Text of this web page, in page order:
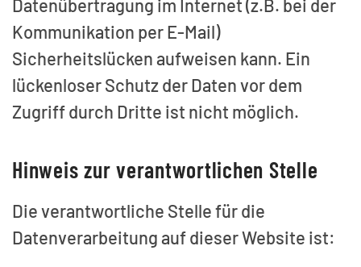
Datenübertragung im Internet (z.B. bei der
Kommunikation per E-Mail)
Sicherheitslücken aufweisen kann. Ein
lückenloser Schutz der Daten vor dem
Zugriff durch Dritte ist nicht möglich.
Hinweis zur verantwortlichen Stelle
Die verantwortliche Stelle für die
Datenverarbeitung auf dieser Website ist: